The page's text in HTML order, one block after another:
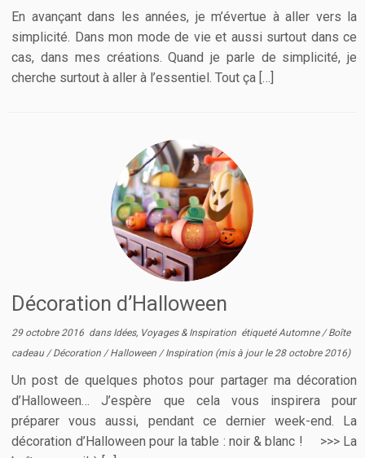
En avançant dans les années, je m’évertue à aller vers la
simplicité. Dans mon mode de vie et aussi surtout dans ce
cas, dans mes créations. Quand je parle de simplicité, je
cherche surtout à aller à l’essentiel. Tout ça […]
Décoration d’Halloween
29 octobre 2016 dans Idées, Voyages & Inspiration étiqueté Automne /Boîte
cadeau /Décoration /Halloween /Inspiration (mis à jour le 28 octobre 2016)
Un post de quelques photos pour partager ma décoration
d’Halloween… J’espère que cela vous inspirera pour
préparer vous aussi, pendant ce dernier week-end. La
décoration d’Halloween pour la table : noir & blanc ! >>> La